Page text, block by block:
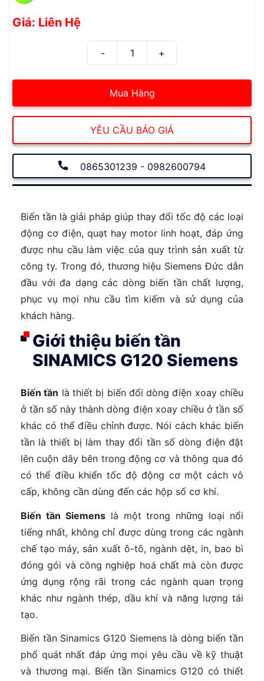
Giá: Liên Hệ
Mua Hàng
YÊU CẦU BÁO GIÁ
0865301239 - 0982600794
Biến tần là giải pháp giúp thay đổi tốc độ các loại
động cơ điện, quạt hay motor linh hoạt, đáp ứng
được nhu cầu làm việc của quy trình sản xuất từ
công ty. Trong đó, thương hiệu Siemens Đức dẫn
đầu với đa dạng các dòng biến tần chất lượng,
phục vụ mọi nhu cầu tìm kiếm và sử dụng của
khách hàng.
Giới thiệu biến tần
SINAMICS G120 Siemens
Biến tần là thiết bị biến đổi dòng điện xoay chiều
ở tần số này thành dòng điện xoay chiều ở tần số
khác có thể điều chỉnh được. Nói cách khác biến
tần là thiết bị làm thay đổi tần số dòng điện đặt
lên cuộn dây bên trong động cơ và thông qua đó
có thể điều khiển tốc độ động cơ một cách vô
cấp, không cần dùng đến các hộp số cơ khí.
Biến tần Siemenslà một trong những loại nổi
tiếng nhất, không chỉ được dùng trong các ngành
chế tạo máy, sản xuất ô-tô, ngành dệt, in, bao bì
đóng gói và công nghiệp hoá chất mà còn được
ứng dụng rộng rãi trong các ngành quan trọng
khác như ngành thép, dầu khí và năng lượng tái
tạo.
Biến tần Sinamics G120 Siemens là dòng biến tần
phổ quát nhất đáp ứng mọi yêu cầu về kỹ thuật
và thương mại. Biến tần Sinamics G120 có thiết